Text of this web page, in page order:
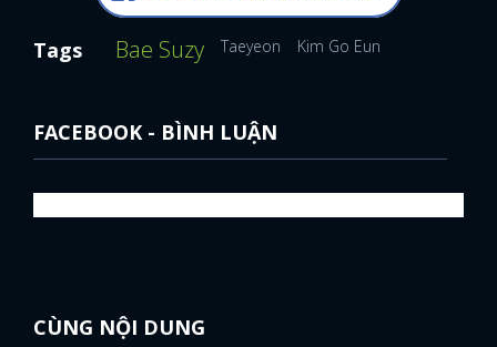
Tags Bae Suzy Taeyeon Kim Go Eun
FACEBOOK - BÌNH LUẬN
CÙNG NỘI DUNG